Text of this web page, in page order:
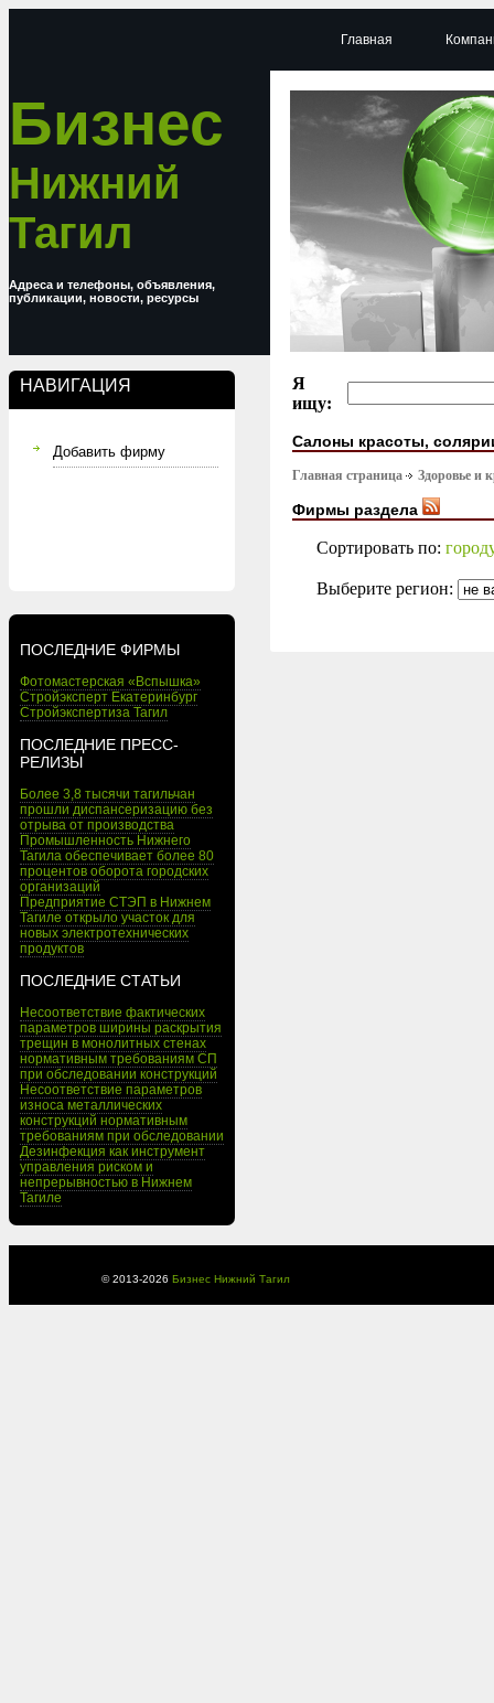
Бизнес
Нижний
Тагил
Адреса и телефоны, объявления,
публикации, новости, ресурсы
НАВИГАЦИЯ
Добавить фирму
ПОСЛЕДНИЕ ФИРМЫ
Фотомастерская «Вспышка»
Стройэксперт Екатеринбург
Стройэкспертиза Тагил
ПОСЛЕДНИЕ ПРЕСС-
РЕЛИЗЫ
Более 3,8 тысячи тагильчан
прошли диспансеризацию без
отрыва от производства
Промышленность Нижнего
Тагила обеспечивает более 80
процентов оборота городских
организаций
Предприятие СТЭП в Нижнем
Тагиле открыло участок для
новых электротехнических
продуктов
ПОСЛЕДНИЕ СТАТЬИ
Несоответствие фактических
параметров ширины раскрытия
трещин в монолитных стенах
нормативным требованиям СП
при обследовании конструкций
Несоответствие параметров
износа металлических
конструкций нормативным
требованиям при обследовании
Дезинфекция как инструмент
управления риском и
непрерывностью в Нижнем
Тагиле
Главная
Я
ищу:
Салоны красоты,
Главная страница Здоровье и
Фирмы раздела
Сортировать по:
Выберите регион:
© 2013-2026 Бизнес Нижний Тагил